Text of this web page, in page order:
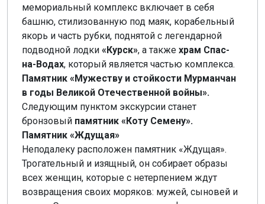
мемориальный комплекс включает в себя
башню, стилизованную под маяк, корабельный
якорь и часть рубки, поднятой с легендарной
подводной лодки «Курск», а также храм Спас-
на-Водах, который является частью комплекса.
Памятник «Мужеству и стойкости Мурманчан
в годы Великой Отечественной войны».
Следующим пунктом экскурсии станет
бронзовый памятник «Коту Семену».
Памятник «Ждущая»
Неподалеку расположен памятник «Ждущая».
Трогательный и изящный, он собирает образы
всех женщин, которые с нетерпением ждут
возвращения своих моряков: мужей, сыновей и